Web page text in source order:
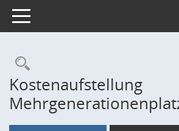
Toggle navigation
Rechercheauswahl
Kostenaufstellung